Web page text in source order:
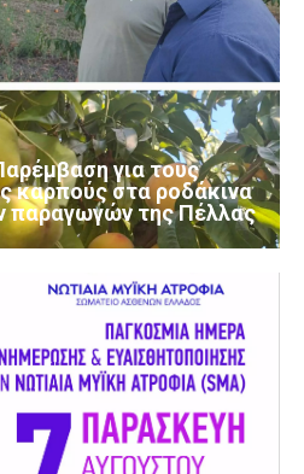
για τους
καρπούς στα ροδάκινα
παραγωγών της Πέλλας